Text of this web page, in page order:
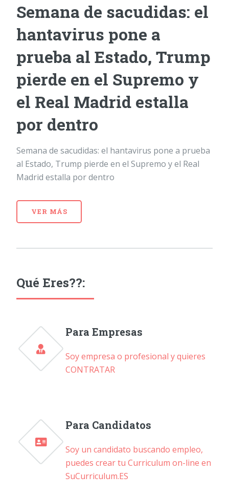
Semana de sacudidas: el
hantavirus pone a
prueba al Estado, Trump
pierde en el Supremo y
el Real Madrid estalla
por dentro
Semana de sacudidas: el hantavirus pone a prueba
al Estado, Trump pierde en el Supremo y el Real
Madrid estalla por dentro
VER MÁS
Qué Eres??:
Para Empresas
Soy empresa o profesional y quieres
CONTRATAR
Para Candidatos
Soy un candidato buscando empleo,
puedes crear tu Curriculum on-line en
SuCurriculum.ES